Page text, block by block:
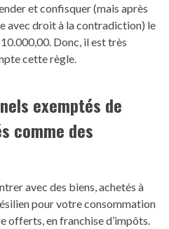
et confisquer (mais après
avec droit à la contradiction) le
Donc, il est très
cette règle.
exemptés de
comme des
avec des biens, achetés à
pour votre consommation
offerts, en franchise d’impôts.